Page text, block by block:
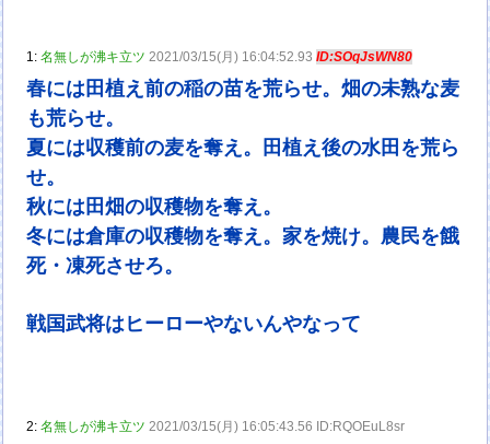
1:名無しが沸キ立ツ 2021/03/15(月) 16:04:52.93ID:SOqJsWN80
春には田植え前の稲の苗を荒らせ。畑の未熟な麦
も荒らせ。
夏には収穫前の麦を奪え。田植え後の水田を荒ら
せ。
秋には田畑の収穫物を奪え。
冬には倉庫の収穫物を奪え。家を焼け。農民を餓
死・凍死させろ。
戦国武将はヒーローやないんやなって
2:名無しが沸キ立ツ 2021/03/15(月) 16:05:43.56 ID:RQOEuL8sr